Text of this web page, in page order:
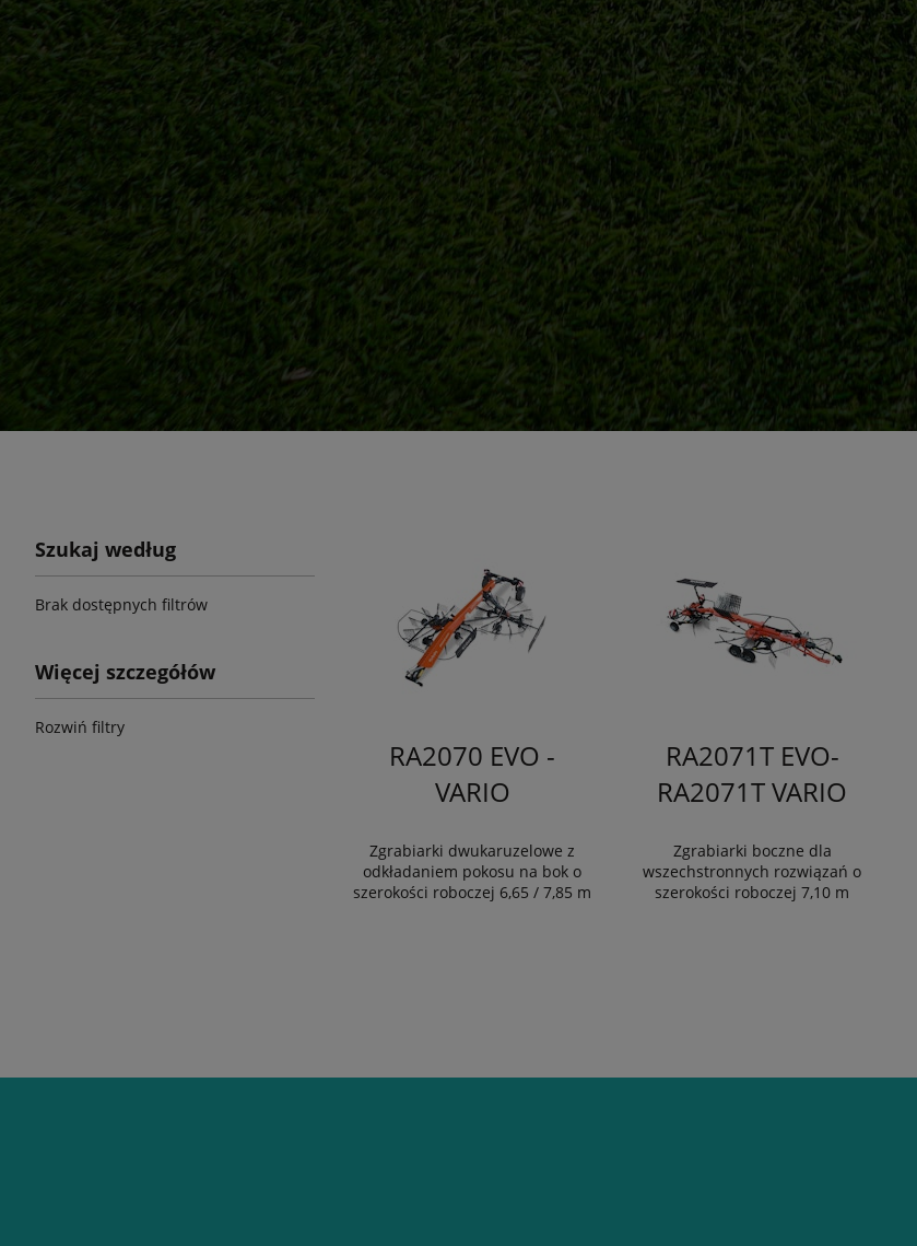
Szukaj według
Brak dostępnych filtrów
Więcej szczegółów
Rozwiń filtry
RA2070 EVO -
VARIO
Zgrabiarki dwukaruzelowe z
odkładaniem pokosu na bok o
szerokości roboczej 6,65 / 7,85 m
RA2071T EVO-
RA2071T VARIO
Zgrabiarki boczne dla
wszechstronnych rozwiązań o
szerokości roboczej 7,10 m